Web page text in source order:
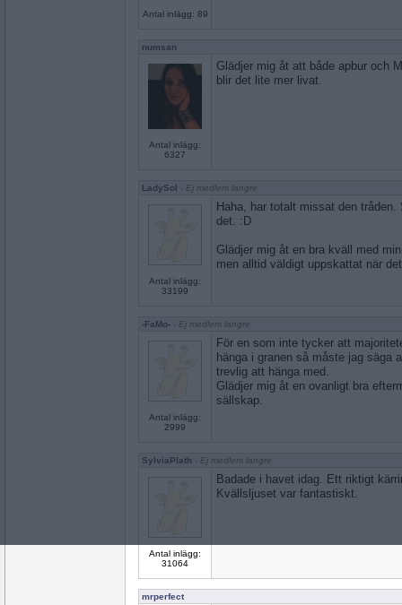
Antal inlägg: 89
numsan
Antal inlägg:
6327
Glädjer mig åt att både apbur och
blir det lite mer livat.
LadySol - Ej medlem längre
Antal inlägg:
33199
Haha, har totalt missat den
det. :D
Glädjer mig åt en bra kväll med
men alltid väldigt uppskattat när
-FaMo- - Ej medlem längre
Antal inlägg:
2999
För en som inte tycker att
hänga i granen så måste jag säga
trevlig att hänga med.
Glädjer mig åt en ovanligt bra
sällskap.
SylviaPlath - Ej medlem längre
Antal inlägg:
31064
Badade i havet idag. Ett riktigt
Kvällsljuset var fantastiskt.
mrperfect